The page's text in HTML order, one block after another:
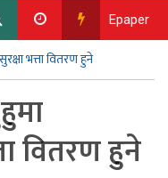
Epaper
भत्ता वितरण हुने
वितरण हुने